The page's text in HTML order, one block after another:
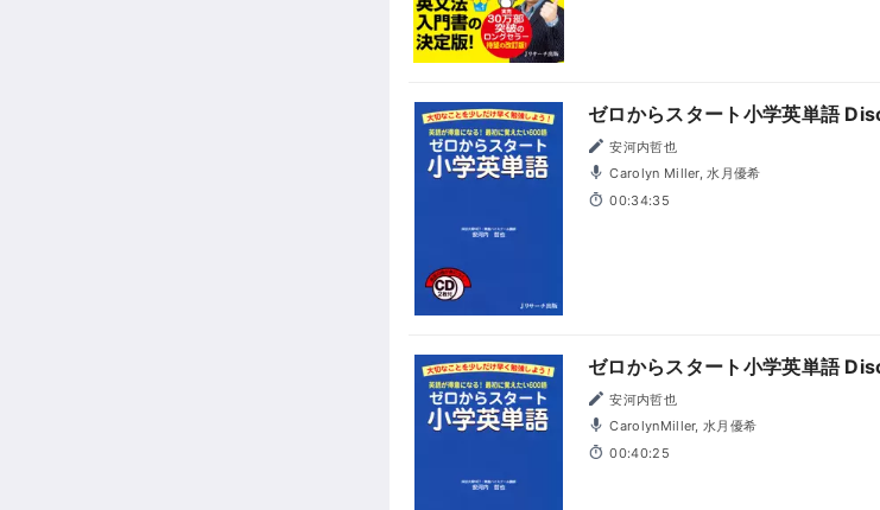
ゼロからスタート小学英単語
安河内哲也
Carolyn Miller, 水月優希
00:34:35
ゼロからスタート小学英単語
安河内哲也
CarolynMiller, 水月優希
00:40:25